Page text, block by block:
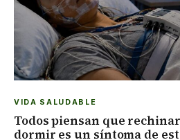
VIDA SALUDABLE
Todos piensan que
dormir es un síntoma de